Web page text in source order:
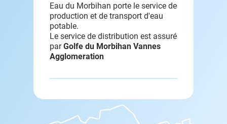
Eau du Morbihan porte le service de
production et de transport d'eau
potable.
Le service de distribution est assuré
parGolfe du Morbihan Vannes
Agglomeration